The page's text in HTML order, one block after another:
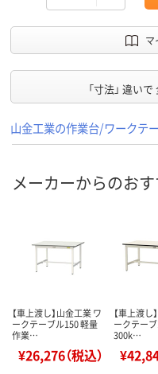
マ
「寸法」 違いで
山金工業の作業台/ワークテ
メーカーからのお
【車上渡し】山金工業 ワ
ークテーブル150 軽量
作業…
¥26,276（税込）
【車上渡し
ークテー
300k…